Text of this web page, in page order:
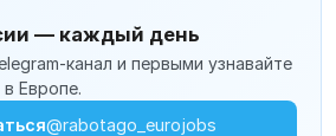
— каждый день
канал и первыми узнавайте
Европе.
@rabotago_eurojobs